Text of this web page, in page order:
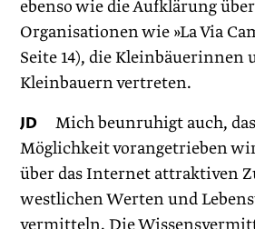
ebenso wie die Aufklärung über
Organisationen wie »La Via
Seite 14), die Kleinbäuerinnen
Kleinbauern vertreten.
JD Mich beunruhigt auch,
Möglichkeit vorangetrieben
über das Internet attraktiven
westlichen Werten und